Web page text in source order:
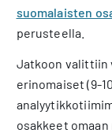
suomalaisten
perusteella.
Jatkoon valittiin
erinomaiset (9-
osakkeet